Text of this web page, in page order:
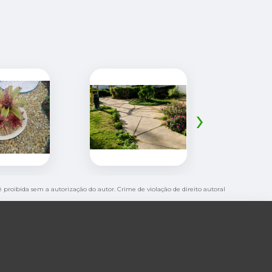
›
proibida sem a autorização do autor. Crime de violação de direito autoral